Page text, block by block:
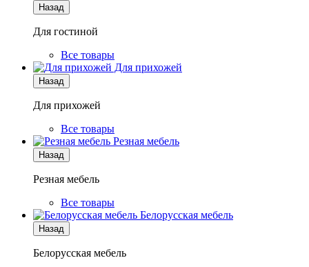
Назад
Для гостиной
Все товары
Для прихожей
Назад
Для прихожей
Все товары
Резная мебель
Назад
Резная мебель
Все товары
Белорусская мебель
Назад
Белорусская мебель